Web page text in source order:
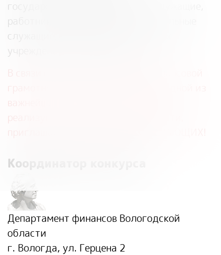
государственные гражданские служащие,
работники учреждений, муниципальные
служащие, посетители бюджетных
учреждений, пенсионеры).
В связи с тем, что повышение финансовой
грамотности населения является одной из
важнейших стратегических задач,
реализуемых в Вологодской области,
Координатор конкурса
Департамент финансов Вологодской
области
г. Вологда, ул. Герцена 2